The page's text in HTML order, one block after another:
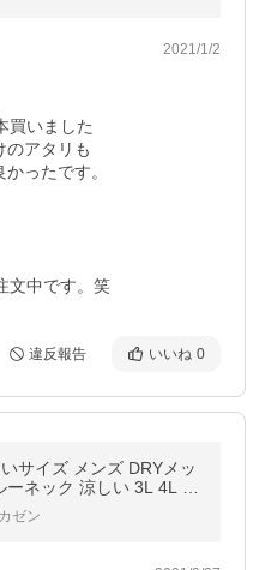
2021/1/2
買いました
のアタリも
ったです。
文中です。笑
違反報告 いいね 0
サイズ メンズ DRYメッ
ネック 涼しい 3L 4L 5L
ゼン